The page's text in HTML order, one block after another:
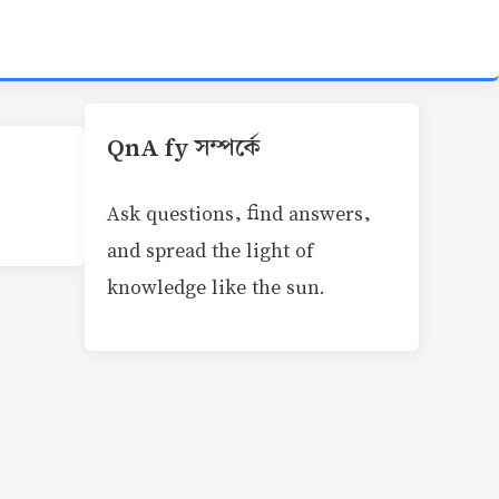
QnA fy সম্পর্কে
Ask questions, find answers,
and spread the light of
knowledge like the sun.